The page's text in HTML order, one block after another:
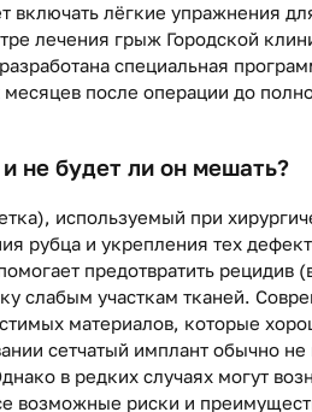
включать лёгкие упражнения
лечения грыж Городской
специальная
после операции до
не будет ли он мешать?
используемый при
рубца и укрепления тех
предотвратить рецидив
слабым участкам тканей.
материалов, которые
сетчатый имплант обычно
в редких случаях могут
возможные риски и